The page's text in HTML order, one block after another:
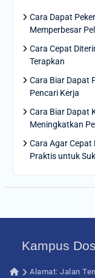
Cara Dapat
Memperbesar
Cara Cepat
Terapkan
Cara Biar Dapat
Pencari Kerja
Cara Biar Dapat
Meningkatkan
Cara Agar
Praktis untuk
Kampus
Alamat: Jalan